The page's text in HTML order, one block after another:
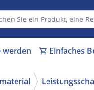
werden shopping_cart Einfaches